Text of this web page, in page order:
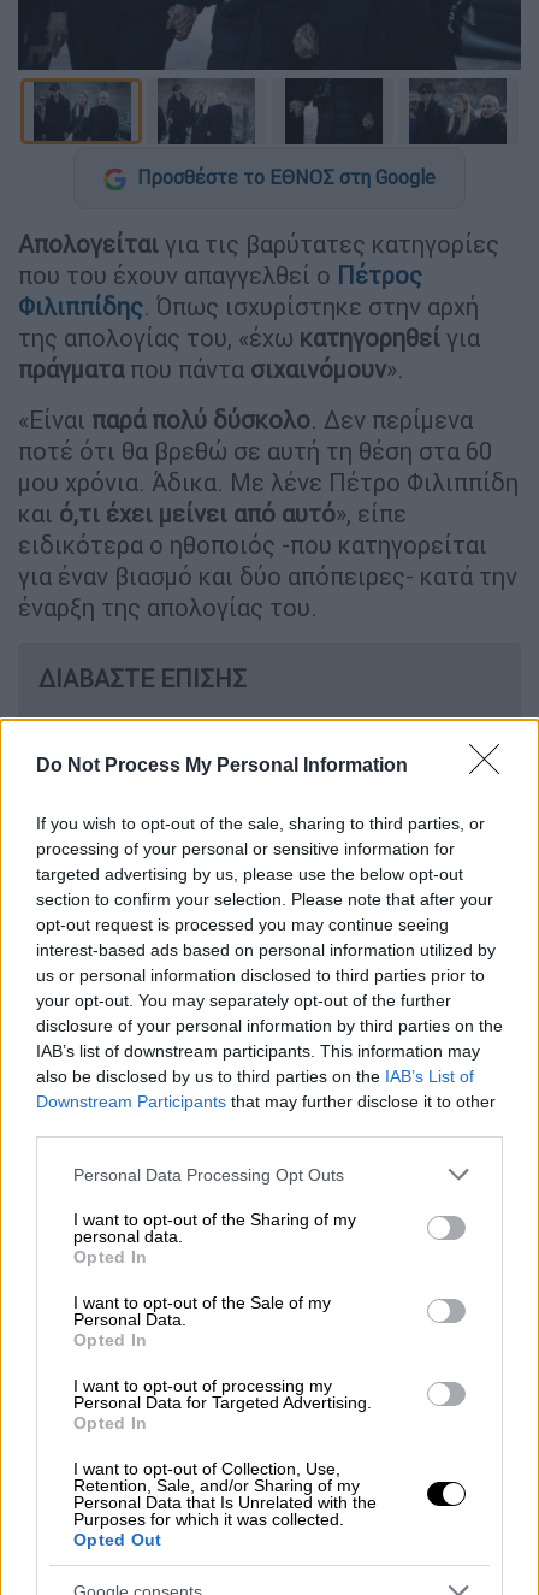
Do Not Process My Personal Information
If you wish to opt-out of the sale, sharing to third parties, or
processing of your personal or sensitive information for
targeted advertising by us, please use the below opt-out
section to confirm your selection. Please note that after your
opt-out request is processed you may continue seeing
interest-based ads based on personal information utilized by
us or personal information disclosed to third parties prior to
your opt-out. You may separately opt-out of the further
disclosure of your personal information by third parties on the
IAB’s list of downstream participants. This information may
also be disclosed by us to third parties on the IAB’s List of
Downstream Participants that may further disclose it to other
Please note that this website/app uses one or more Google
not limited to your visit or usage behaviour. You may click to
grant or deny consent to Google and its third-party tags to
use your data for below specified purposes in below Google
consent section.
Personal Data Processing Opt Outs
I want to opt-out of the Sharing of my
personal data.
Opted In
I want to opt-out of the Sale of my
Personal Data.
Opted In
I want to opt-out of processing my
Personal Data for Targeted Advertising.
Opted In
I want to opt-out of Collection, Use,
Retention, Sale, and/or Sharing of my
Personal Data that Is Unrelated with the
Purposes for which it was collected.
Opted Out
Google consents
Προσθέστε το ΕΘΝΟΣ στη Google
Απολογείται για τις βαρύτατες κατηγορίες
που του έχουν απαγγελθεί ο Πέτρος
Φιλιππίδης. Όπως ισχυρίστηκε στην αρχή
της απολογίας του, «έχω κατηγορηθεί για
πράγματαπου πάντα σιχαινόμουν».
«Είναι παρά πολύ δύσκολο. Δεν περίμενα
ποτέ ότι θα βρεθώ σε αυτή τη θέση στα 60
μου χρόνια. Άδικα. Με λένε Πέτρο Φιλιππίδη
και ό,τι έχει μείνει από αυτό», είπε
ειδικότερα ο ηθοποιός -που κατηγορείται
για έναν βιασμό και δύο απόπειρες- κατά την
έναρξη της απολογίας του.
ΔΙΑΒΑΣΤΕ ΕΠΙΣΗΣ
Συναγερμός στα Βριλήσσια: Θύμα
Άρπαξαν από το σπίτι του πάνω από
160.000 ευρώ
Έπειτα, συνέχισε: «Γεννήθηκα το 1962, αλλά η
μητέρα μου με έγραψε το 1963 για να
κερδίσω χρόνια. Θα μιλήσω για τη ζωή μου.
Αν σε κάποιους φαίνεται αστεία δεν με
πειράζει. Θα μιλήσω από την καρδιά μου.
Μιλώντας για το ήθος και τον χαρακτήρα
μου δεν ξέρω αν μιλώ για μένα.
για πράγματα που πάντα
σιχαινόμουν».
«Η ζωή μου καταστράφηκε, ο ίδιος
καταστράφηκα»
είναι τόσο δύσκολο. Ηζωή μου
καταστράφηκε
προσωπική μου ζωή. Η οικογενειακή μου
ζωή. Οικονομικά είμαι κατεστραμμένος.
Εξαιτίας της δίκης μου καταστροφής
καταστράφηκαν και οι γύρω μου. Όσο
σκεφτόμουν τη ζωή μου μέσα στη φυλακή,